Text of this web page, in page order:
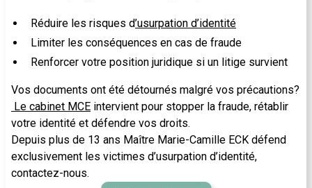
Réduire les risques d’usurpation d’identité
Limiter les conséquences en cas de fraude
Renforcer votre position juridique si un litige survient
Vos documents ont été détournés malgré vos précautions?
Le cabinet MCE intervient pour stopper la fraude, rétablir
votre identité et défendre vos droits.
Depuis plus de 13 ans Maître Marie-Camille ECK défend
exclusivement les victimes d’usurpation d’identité,
contactez-nous.